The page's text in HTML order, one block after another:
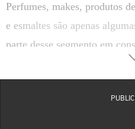
Perfumes, makes, produtos
e esmaltes são apenas
parte desse segmento em
como escolher, usar e
produtos de beleza, além de